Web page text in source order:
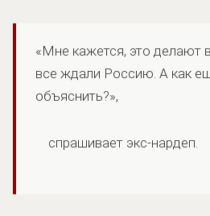
«Мне кажется, это делают
все ждали Россию. А как
объяснить?»,
спрашивает экс-нардеп.